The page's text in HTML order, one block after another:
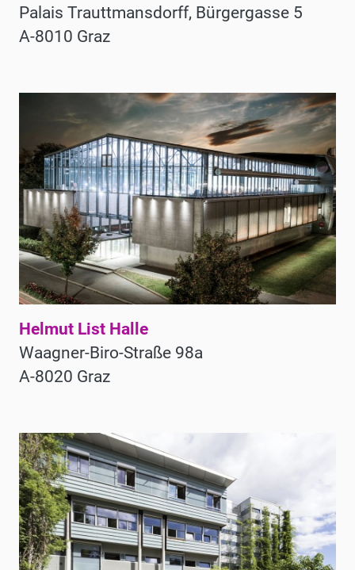
Palais Trauttmansdorff, Bürgergasse 5
A-8010 Graz
Helmut List Halle
Waagner-Biro-Straße 98a
A-8020 Graz